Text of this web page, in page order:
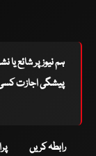
ہم نیوز پر شائع یا
پیشگی اجازت کسی
رابطہ کریں